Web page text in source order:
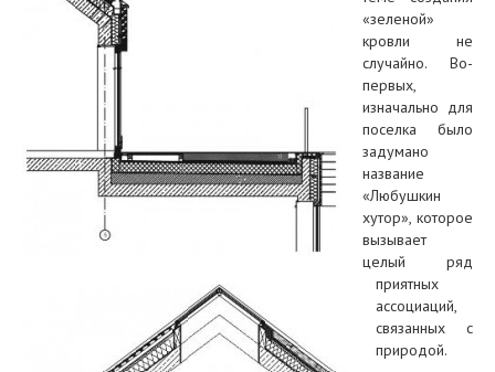
«зеленой»
кровли не
случайно. Во-
первых,
изначально для
поселка было
задумано
название
«Любушкин
хутор», которое
вызывает
целый ряд
приятных
ассоциаций,
связанных с
природой.